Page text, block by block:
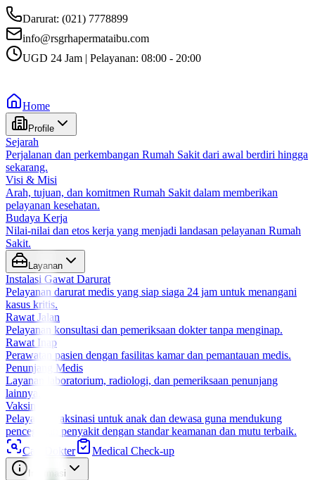
Darurat: (021) 7778899
info@rsgrhapermataibu.com
UGD 24 Jam | Pelayanan: 08:00 - 20:00
Home
Profile
Sejarah
Perjalanan dan perkembangan Rumah Sakit dari awal berdiri hingga
sekarang.
Visi & Misi
Arah, tujuan, dan komitmen Rumah Sakit dalam memberikan
pelayanan kesehatan.
Budaya Kerja
Nilai-nilai dan etos kerja yang menjadi landasan pelayanan Rumah
Sakit.
Layanan
Instalasi Gawat Darurat
Pelayanan darurat medis yang siap siaga 24 jam untuk menangani
kasus kritis.
Rawat Jalan
Pelayanan konsultasi dan pemeriksaan dokter tanpa menginap.
Rawat Inap
Perawatan pasien dengan fasilitas kamar dan pemantauan medis.
Penunjang Medis
Layanan laboratorium, radiologi, dan pemeriksaan penunjang
lainnya.
Vaksin
Pelayanan vaksinasi untuk anak dan dewasa guna mendukung
pencegahan penyakit dengan standar keamanan dan mutu terbaik.
Cari Dokter
Medical Check-up
Informasi